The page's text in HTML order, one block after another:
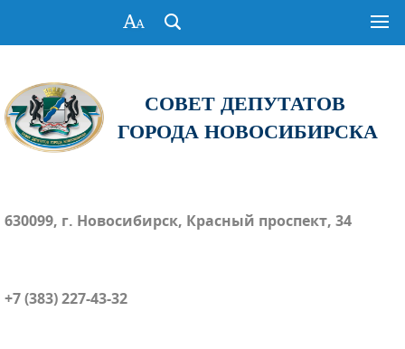
СОВЕТ ДЕПУТАТОВ
ГОРОДА НОВОСИБИРСКА
630099, г. Новосибирск, Красный проспект, 34
+7 (383) 227-43-32